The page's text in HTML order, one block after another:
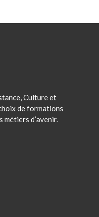
Culture et
de formations
d’avenir.